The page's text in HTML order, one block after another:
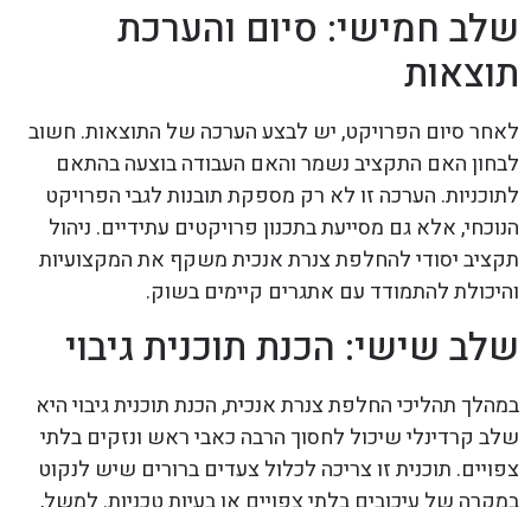
שלב חמישי: סיום והערכת
תוצאות
לאחר סיום הפרויקט, יש לבצע הערכה של התוצאות. חשוב
לבחון האם התקציב נשמר והאם העבודה בוצעה בהתאם
לתוכניות. הערכה זו לא רק מספקת תובנות לגבי הפרויקט
הנוכחי, אלא גם מסייעת בתכנון פרויקטים עתידיים. ניהול
תקציב יסודי להחלפת צנרת אנכית משקף את המקצועיות
והיכולת להתמודד עם אתגרים קיימים בשוק.
שלב שישי: הכנת תוכנית גיבוי
במהלך תהליכי החלפת צנרת אנכית, הכנת תוכנית גיבוי היא
שלב קרדינלי שיכול לחסוך הרבה כאבי ראש ונזקים בלתי
צפויים. תוכנית זו צריכה לכלול צעדים ברורים שיש לנקוט